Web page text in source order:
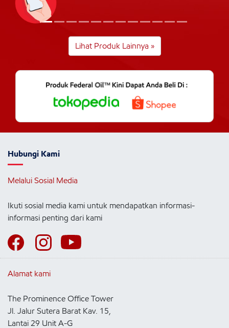
Lihat Produk Lainnya »
Hubungi Kami
Melalui Sosial Media
Ikuti sosial media kami untuk mendapatkan informasi-
informasi penting dari kami
Alamat kami
The Prominence Office Tower
Jl. Jalur Sutera Barat Kav. 15,
Lantai 29 Unit A-G